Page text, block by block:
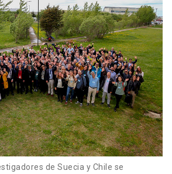
de Suecia y Chile se